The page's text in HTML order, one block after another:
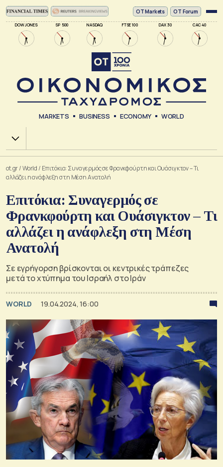
DOW JONES SP 500 NASDAQ FTSE 100 DAX 30 CAC 40
ΟΤ Markets OT Forum
MARKETS BUSINESS ECONOMY WORLD
Χ.Α.
ot.gr/World / Επιτόκια: Συναγερμός σε Φρανκφούρτη και Ουάσιγκτον – Τι
αλλάζει η ανάφλεξη στη Μέση Ανατολή
Επιτόκια: Συναγερμός σε
Φρανκφούρτη και Ουάσιγκτον – Τι
αλλάζει η ανάφλεξη στη Μέση
Ανατολή
Σε εγρήγορση βρίσκονται οι κεντρικές τράπεζες
μετά το χτύπημα του Ισραήλ στο Ιράν
WORLD 19.04.2024, 16:00